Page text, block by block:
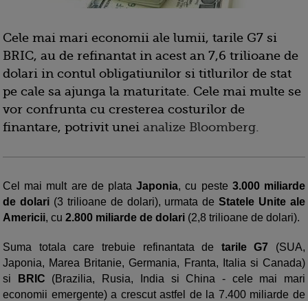
Cele mai mari economii ale lumii, tarile G7 si
BRIC, au de refinantat in acest an 7,6 trilioane de
dolari in contul obligatiunilor si titlurilor de stat
pe cale sa ajunga la maturitate. Cele mai multe se
vor confrunta cu cresterea costurilor de
finantare, potrivit unei analize Bloomberg.
Cel mai mult are de plataJaponia, cu peste 3.000 miliarde
de dolari(3 trilioane de dolari), urmata deStatele Unite ale
Americii, cu 2.800 miliarde de dolari (2,8 trilioane de dolari).
Suma totala care trebuie refinantata de tarile G7 (SUA,
Japonia, Marea Britanie, Germania, Franta, Italia si Canada)
si BRIC (Brazilia, Rusia, India si China - cele mai mari
economii emergente) a crescut astfel de la 7.400 miliarde de